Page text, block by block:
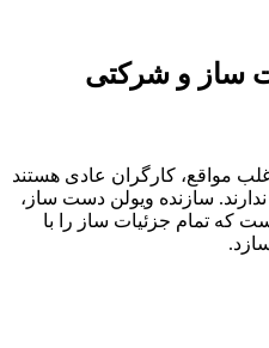
ساز و شرکتی
مواقع، کارگران عادی هستند
سازنده ویولن دست ساز،
تمام جزئیات ساز را با